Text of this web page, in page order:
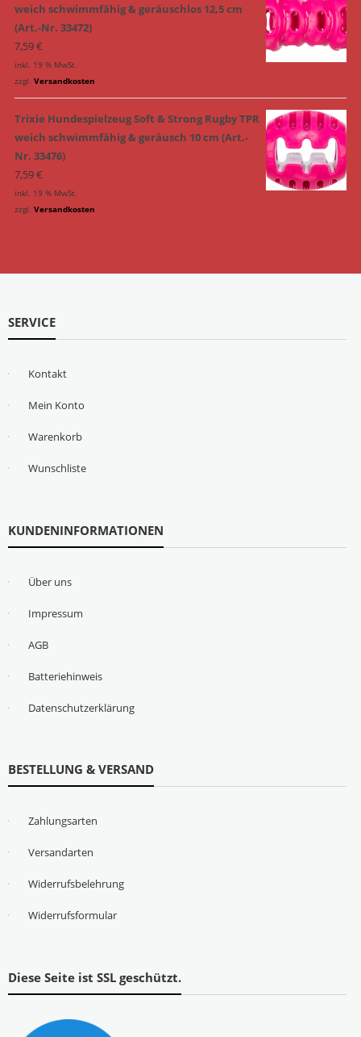
weich schwimmfähig & geräuschlos 12,5 cm
(Art.-Nr. 33472)
7,59€
inkl. 19 % MwSt.
zzgl. Versandkosten
Trixie Hundespielzeug Soft & Strong Rugby TPR
weich schwimmfähig & geräusch 10 cm (Art.-
Nr. 33476)
7,59€
inkl. 19 % MwSt.
zzgl. Versandkosten
SERVICE
Kontakt
Mein Konto
Warenkorb
Wunschliste
KUNDENINFORMATIONEN
Über uns
Impressum
AGB
Batteriehinweis
Datenschutzerklärung
BESTELLUNG & VERSAND
Zahlungsarten
Versandarten
Widerrufsbelehrung
Widerrufsformular
Diese Seite ist SSL geschützt.